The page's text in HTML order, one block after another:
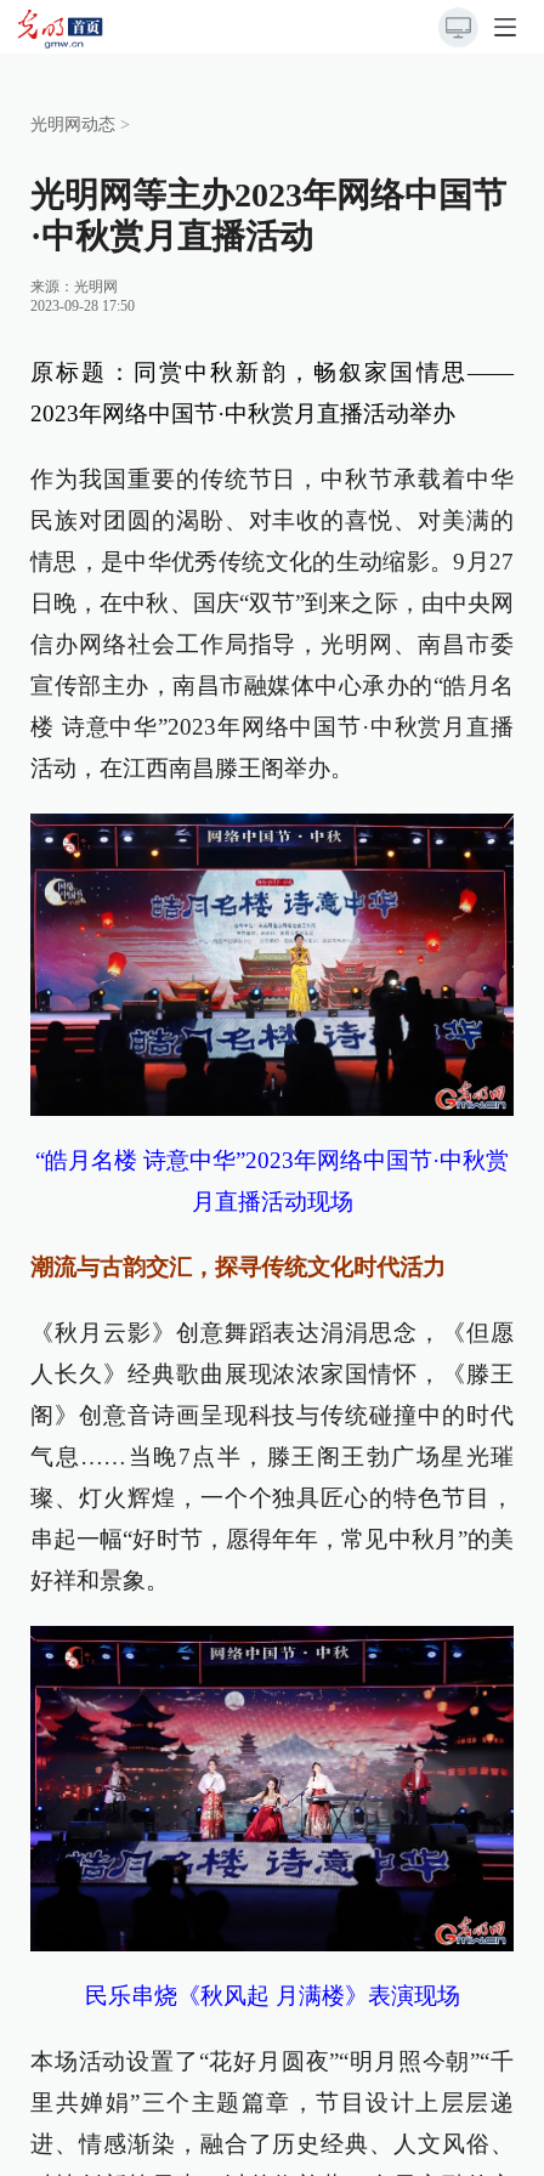
光明网动态 >
光明网等主办2023年网络中国节
·中秋赏月直播活动
来源： 光明网
2023-09-28 17:50
原标题：同赏中秋新韵，畅叙家国情思——
2023年网络中国节·中秋赏月直播活动举办
作为我国重要的传统节日，中秋节承载着中华
民族对团圆的渴盼、对丰收的喜悦、对美满的
情思，是中华优秀传统文化的生动缩影。9月27
日晚，在中秋、国庆“双节”到来之际，由中央网
信办网络社会工作局指导，光明网、南昌市委
宣传部主办，南昌市融媒体中心承办的“皓月名
楼 诗意中华”2023年网络中国节·中秋赏月直播
活动，在江西南昌滕王阁举办。
“皓月名楼 诗意中华”2023年网络中国节·中秋赏
月直播活动现场
潮流与古韵交汇，探寻传统文化时代活力
《秋月云影》创意舞蹈表达涓涓思念，《但愿
人长久》经典歌曲展现浓浓家国情怀，《滕王
阁》创意音诗画呈现科技与传统碰撞中的时代
气息……当晚7点半，滕王阁王勃广场星光璀
璨、灯火辉煌，一个个独具匠心的特色节目，
串起一幅“好时节，愿得年年，常见中秋月”的美
好祥和景象。
民乐串烧《秋风起 月满楼》表演现场
本场活动设置了“花好月圆夜”“明月照今朝”“千
里共婵娟”三个主题篇章，节目设计上层层递
进、情感渐染，融合了历史经典、人文风俗、